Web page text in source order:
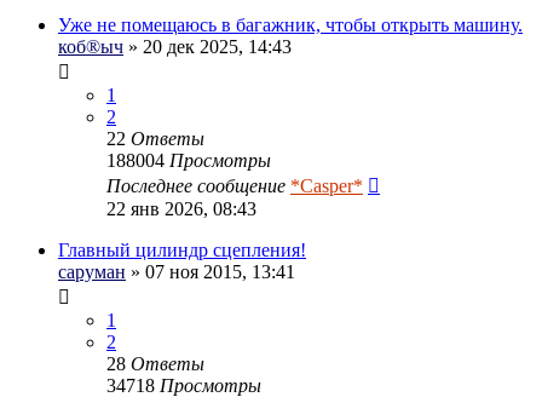
Уже не помещаюсь в багажник, чтобы открыть машину.
коб®ыч » 20 дек 2025, 14:43
1
2
22 Ответы
188004 Просмотры
Последнее сообщение *Casper*
22 янв 2026, 08:43
Главный цилиндр сцепления!
саруман » 07 ноя 2015, 13:41
1
2
28 Ответы
34718 Просмотры